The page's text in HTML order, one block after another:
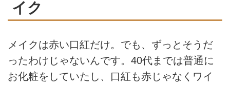
イク
メイクは赤い口紅だけ。でも、ずっとそうだ
ったわけじゃないんです。40代までは普通に
お化粧をしていたし、口紅も赤じゃなくワイ